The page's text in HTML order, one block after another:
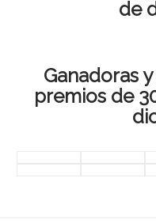
de
Ganadoras
premios de